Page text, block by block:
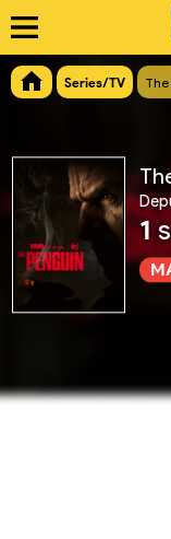
Series/TV
1